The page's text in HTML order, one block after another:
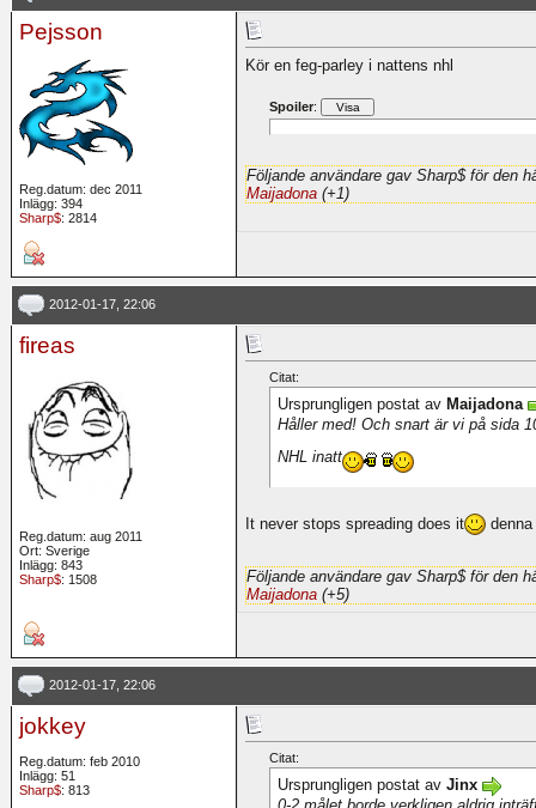
Pejsson
Reg.datum: dec 2011
Inlägg: 394
Sharp$: 2814
Kör en feg-parley i nattens nhl
Spoiler:
Följande användare gav Sharp$ för den
Maijadona (+1)
2012-01-17, 22:06
fireas
Reg.datum: aug 2011
Ort: Sverige
Inlägg: 843
Sharp$: 1508
Citat:
Ursprungligen postat av Maijadona
Håller med! Och snart är vi på sida
NHL inatt
It never stops spreading does it
Följande användare gav Sharp$ för den
Maijadona (+5)
2012-01-17, 22:06
jokkey
Reg.datum: feb 2010
Inlägg: 51
Sharp$: 813
Citat:
Ursprungligen postat av Jinx